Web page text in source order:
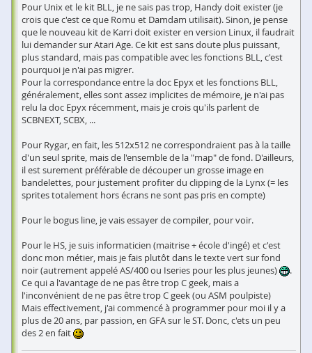
Pour Unix et le kit BLL, je ne sais pas trop, Handy doit exister (je
crois que c'est ce que Romu et Damdam utilisait). Sinon, je pense
que le nouveau kit de Karri doit exister en version Linux, il faudrait
lui demander sur Atari Age. Ce kit est sans doute plus puissant,
plus standard, mais pas compatible avec les fonctions BLL, c'est
pourquoi je n'ai pas migrer.
Pour la correspondance entre la doc Epyx et les fonctions BLL,
généralement, elles sont assez implicites de mémoire, je n'ai pas
relu la doc Epyx récemment, mais je crois qu'ils parlent de
SCBNEXT, SCBX, ...
Pour Rygar, en fait, les 512x512 ne correspondraient pas à la taille
d'un seul sprite, mais de l'ensemble de la "map" de fond. D'ailleurs,
il est surement préférable de découper un grosse image en
bandelettes, pour justement profiter du clipping de la Lynx (= les
sprites totalement hors écrans ne sont pas pris en compte)
Pour le bogus line, je vais essayer de compiler, pour voir.
Pour le HS, je suis informaticien (maitrise + école d'ingé) et c'est
donc mon métier, mais je fais plutôt dans le texte vert sur fond
noir (autrement appelé AS/400 ou Iseries pour les plus jeunes)
.
Ce qui a l'avantage de ne pas être trop C geek, mais a
l'inconvénient de ne pas être trop C geek (ou ASM poulpiste)
Mais effectivement, j'ai commencé à programmer pour moi il y a
plus de 20 ans, par passion, en GFA sur le ST. Donc, c'ets un peu
des 2 en fait